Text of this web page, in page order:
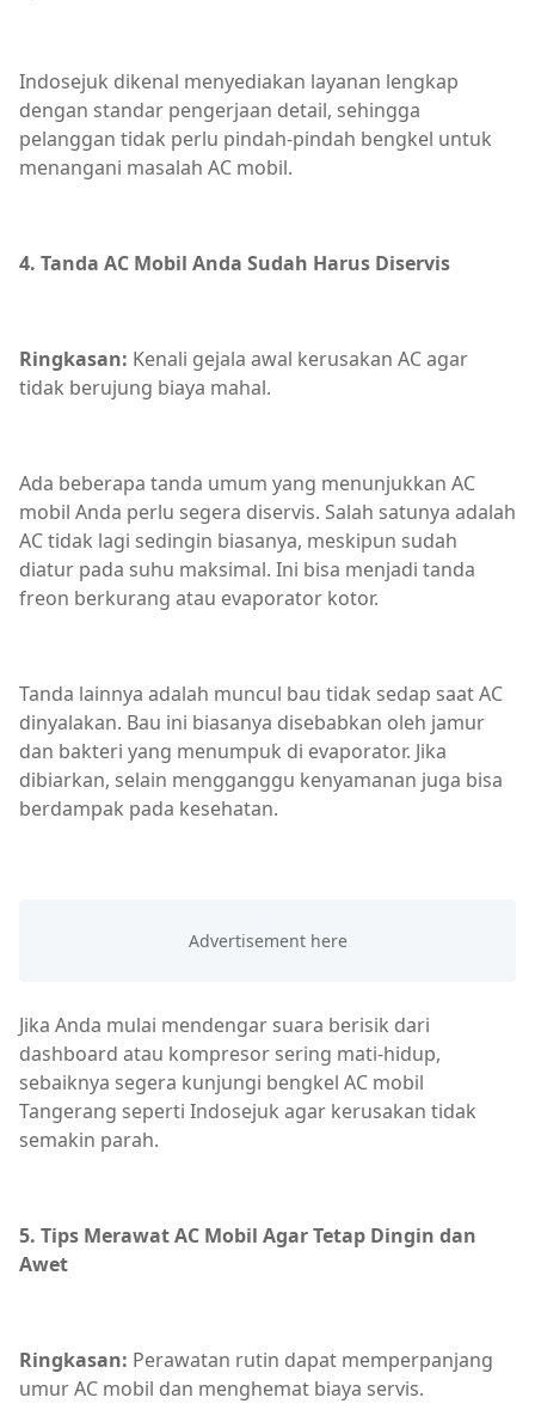
Indosejuk dikenal menyediakan layanan lengkap
dengan standar pengerjaan detail, sehingga
pelanggan tidak perlu pindah-pindah bengkel untuk
menangani masalah AC mobil.
4. Tanda AC Mobil Anda Sudah Harus Diservis
Ringkasan: Kenali gejala awal kerusakan AC agar
tidak berujung biaya mahal.
Ada beberapa tanda umum yang menunjukkan AC
mobil Anda perlu segera diservis. Salah satunya adalah
AC tidak lagi sedingin biasanya, meskipun sudah
diatur pada suhu maksimal. Ini bisa menjadi tanda
freon berkurang atau evaporator kotor.
Tanda lainnya adalah muncul bau tidak sedap saat AC
dinyalakan. Bau ini biasanya disebabkan oleh jamur
dan bakteri yang menumpuk di evaporator. Jika
dibiarkan, selain mengganggu kenyamanan juga bisa
berdampak pada kesehatan.
Jika Anda mulai mendengar suara berisik dari
dashboard atau kompresor sering mati-hidup,
sebaiknya segera kunjungi bengkel AC mobil
Tangerang seperti Indosejuk agar kerusakan tidak
semakin parah.
5. Tips Merawat AC Mobil Agar Tetap Dingin dan
Awet
Ringkasan: Perawatan rutin dapat memperpanjang
umur AC mobil dan menghemat biaya servis.